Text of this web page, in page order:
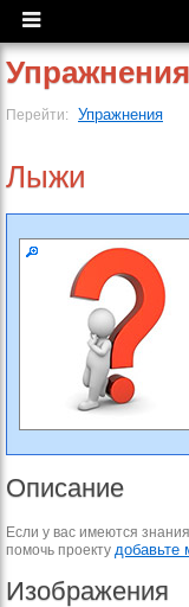
Упражнения
Перейти: Упражнения
Лыжи
Описание
Если у вас имеются
помочь проекту добавьте
Изображения